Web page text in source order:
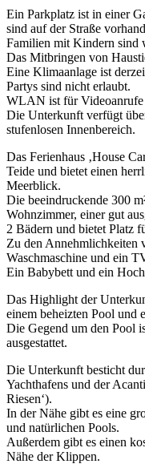
Ein Parkplatz ist in einer
sind auf der Straße
Familien mit Kindern sind
Das Mitbringen von
Eine Klimaanlage ist
Partys sind nicht erlaubt.
WLAN ist für Videoanrufe
Die Unterkunft verfügt
stufenlosen Innenbereich.
Das Ferienhaus ‚House
Teide und bietet einen
Meerblick.
Die beeindruckende 300
Wohnzimmer, einer gut
2 Bädern und bietet Platz
Zu den Annehmlichkeiten
Waschmaschine und ein
Ein Babybett und ein
Das Highlight der
einem beheizten Pool und
Die Gegend um den Pool
ausgestattet.
Die Unterkunft besticht
Yachthafens und der
Riesen‘).
In der Nähe gibt es eine
und natürlichen Pools.
Außerdem gibt es einen
Nähe der Klippen.